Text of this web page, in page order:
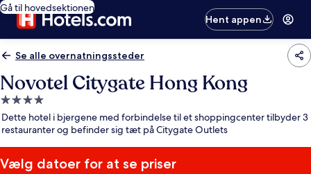
Gå til hovedsektionen
Hent appen
Se alle overnatningssteder
Novotel Citygate Hong Kong
4.0-
stjernet
overnatningssted
Dette hotel i bjergene med forbindelse til et shoppingcenter tilbyder 3
restauranter og befinder sig tæt på Citygate Outlets
Vælg datoer for at se priser